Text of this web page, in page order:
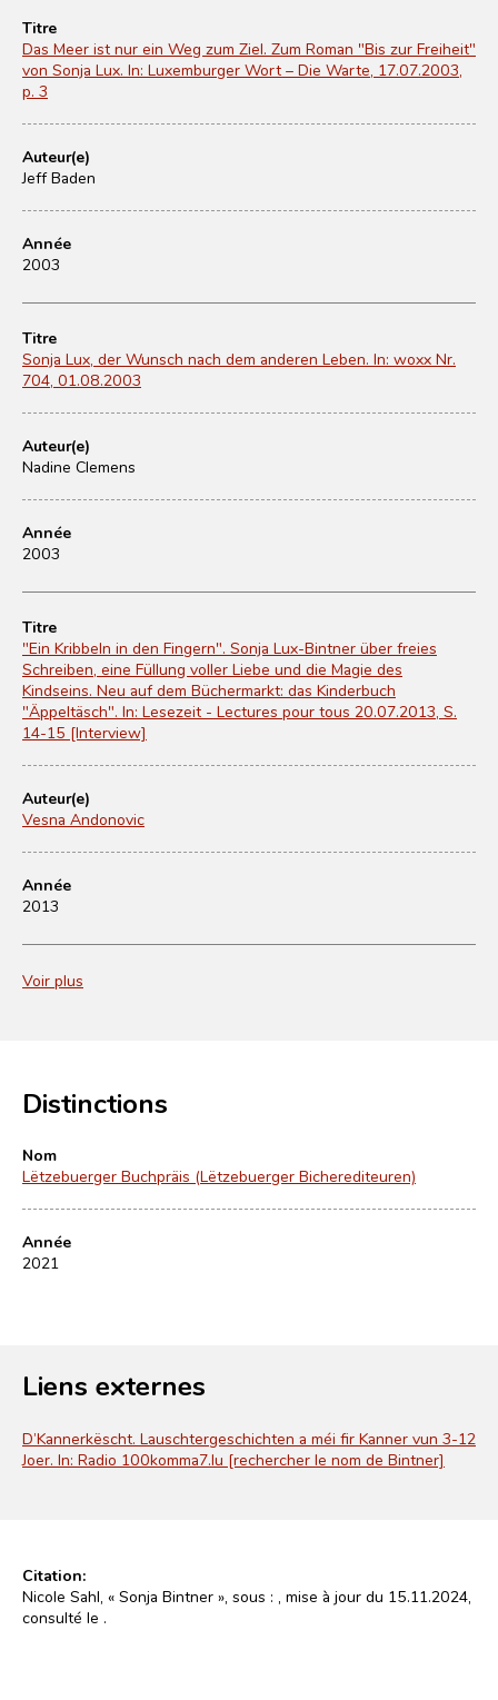
Titre
Das Meer ist nur ein Weg zum Ziel. Zum Roman "Bis zur Freiheit"
von Sonja Lux. In: Luxemburger Wort – Die Warte, 17.07.2003,
p. 3
Auteur(e)
Jeff Baden
Année
2003
Titre
Sonja Lux, der Wunsch nach dem anderen Leben. In: woxx Nr.
704, 01.08.2003
Auteur(e)
Nadine Clemens
Année
2003
Titre
"Ein Kribbeln in den Fingern". Sonja Lux-Bintner über freies
Schreiben, eine Füllung voller Liebe und die Magie des
Kindseins. Neu auf dem Büchermarkt: das Kinderbuch
"Äppeltäsch". In: Lesezeit - Lectures pour tous 20.07.2013, S.
14-15 [Interview]
Auteur(e)
Vesna Andonovic
Année
2013
Voir plus
Distinctions
Nom
Lëtzebuerger Buchpräis (Lëtzebuerger Bicherediteuren)
Année
2021
Liens externes
D’Kannerkëscht. Lauschtergeschichten a méi fir Kanner vun 3-12
Joer. In: Radio 100komma7.lu [rechercher le nom de Bintner]
Citation:
Nicole Sahl, « Sonja Bintner », sous : , mise à jour du 15.11.2024,
consulté le .